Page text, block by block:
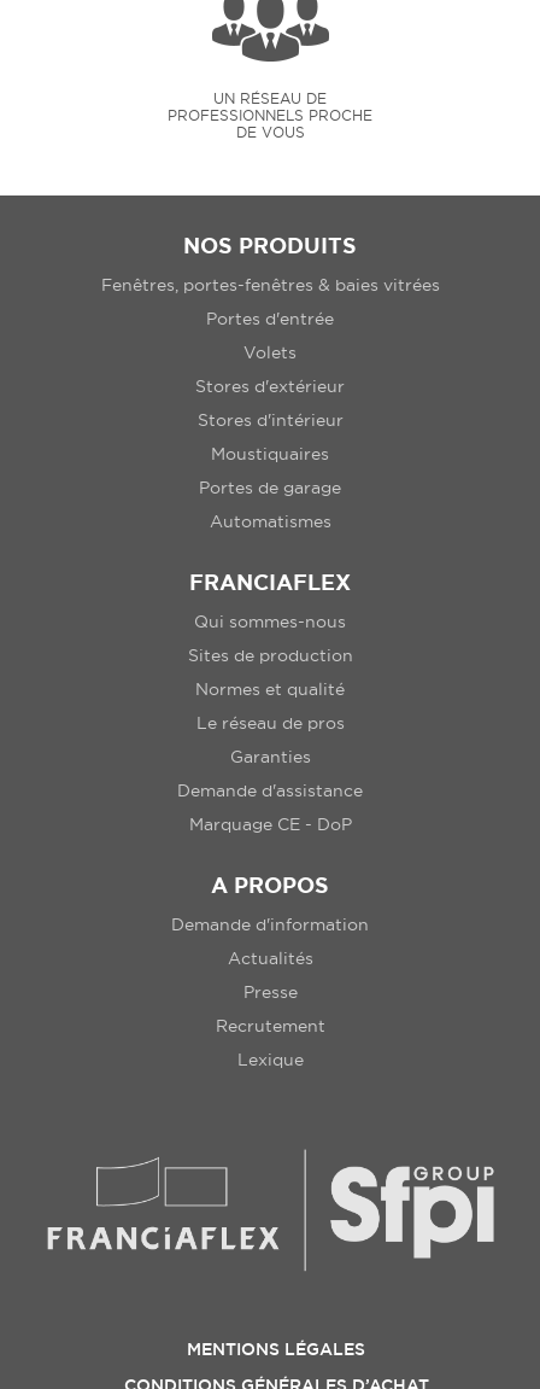
UN RÉSEAU DE
PROFESSIONNELS PROCHE
DE VOUS
NOS PRODUITS
Fenêtres, portes-fenêtres & baies vitrées
Portes d'entrée
Volets
Stores d'extérieur
Stores d'intérieur
Moustiquaires
Portes de garage
Automatismes
FRANCIAFLEX
Qui sommes-nous
Sites de production
Normes et qualité
Le réseau de pros
Garanties
Demande d'assistance
Marquage CE - DoP
A PROPOS
Demande d'information
Actualités
Presse
Recrutement
Lexique
MENTIONS LÉGALES